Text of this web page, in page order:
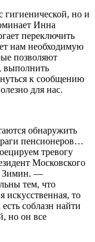
гигиенической, но и
Инна
переключить
нам необходимую
позволяют
выполнить
к сообщению
для нас.
обнаружить
пенсионеров…
тревогу
Московского
Зимин. —
тем, что
искусственная, то
соблазн найти
но он все